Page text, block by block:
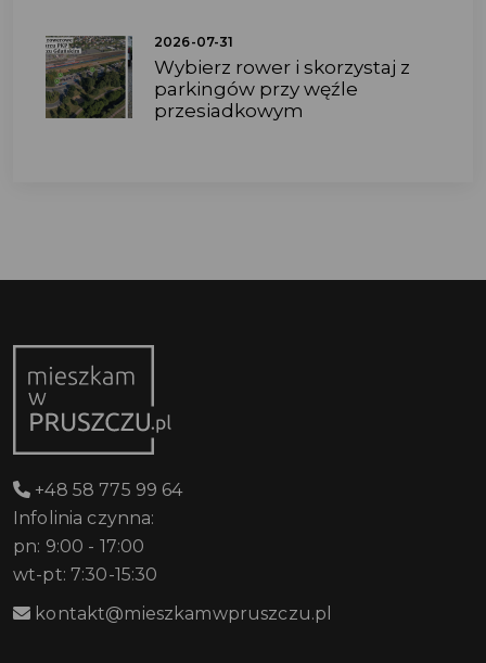
2026-07-31
Wybierz rower i skorzystaj z
parkingów przy węźle
przesiadkowym
+48 58 775 99 64
Infolinia czynna:
pn: 9:00 - 17:00
wt-pt: 7:30-15:30
kontakt@mieszkamwpruszczu.pl